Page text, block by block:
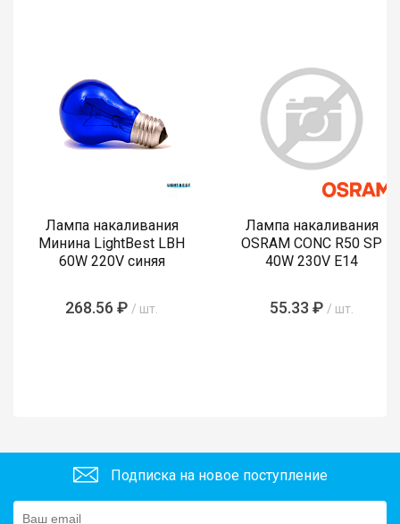
Лампа накаливания
Минина LightBest LBH
60W 220V синяя
268.56 ₽ / шт.
Лампа накаливания
OSRAM CONC R50 SP
40W 230V E14
55.33 ₽ / шт.
Подписка на новое поступление